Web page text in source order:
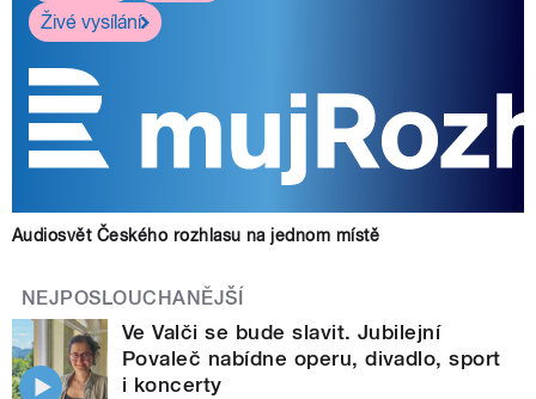
Živé vysílání
Audiosvět Českého rozhlasu na jednom místě
NEJPOSLOUCHANĚJŠÍ
Ve Valči se bude slavit. Jubilejní
Povaleč nabídne operu, divadlo, sport
i koncerty